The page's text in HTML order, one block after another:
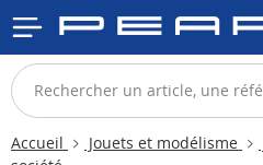
Accueil Jouets et modélisme